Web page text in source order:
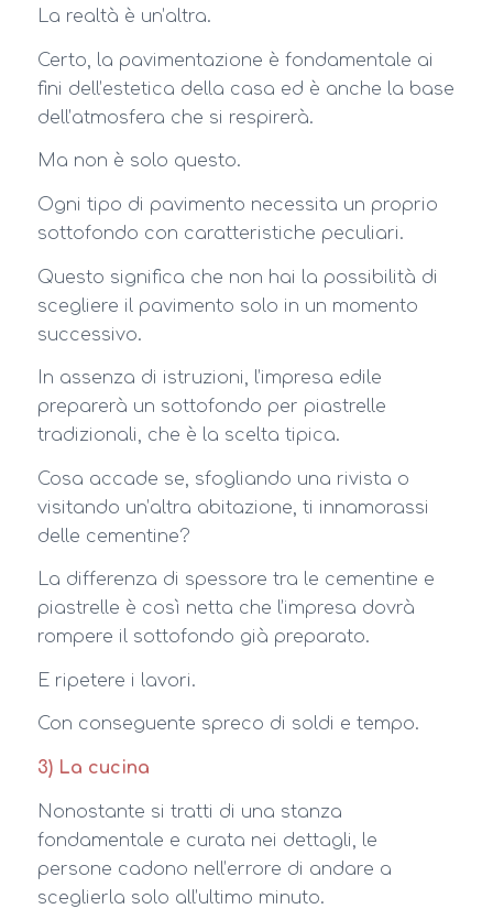
La realtà è un’altra.
Certo, la pavimentazione è fondamentale ai
fini dell’estetica della casa ed è anche la base
dell’atmosfera che si respirerà.
Ma non è solo questo.
Ogni tipo di pavimento necessita un proprio
sottofondo con caratteristiche peculiari.
Questo significa che non hai la possibilità di
scegliere il pavimento solo in un momento
successivo.
In assenza di istruzioni, l’impresa edile
preparerà un sottofondo per piastrelle
tradizionali, che è la scelta tipica.
Cosa accade se, sfogliando una rivista o
visitando un’altra abitazione, ti innamorassi
delle cementine?
La differenza di spessore tra le cementine e
piastrelle è così netta che l’impresa dovrà
rompere il sottofondo già preparato.
E ripetere i lavori.
Con conseguente spreco di soldi e tempo.
3) La cucina
Nonostante si tratti di una stanza
fondamentale e curata nei dettagli, le
persone cadono nell’errore di andare a
sceglierla solo all’ultimo minuto.